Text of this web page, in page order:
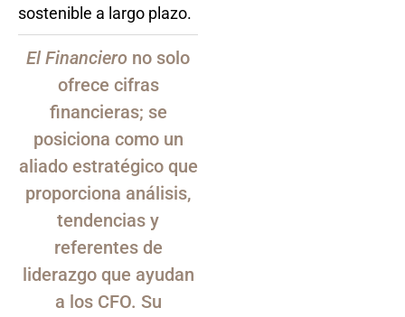
sostenible a largo plazo.
El Financiero no solo
ofrece cifras
financieras; se
posiciona como un
aliado estratégico que
proporciona análisis,
tendencias y
referentes de
liderazgo que ayudan
a los CFO. Su